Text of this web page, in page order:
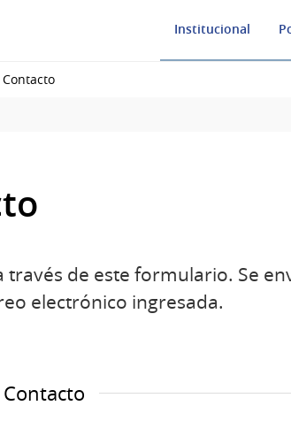
Institucional
Contacto
través de este formulario. Se
electrónico ingresada.